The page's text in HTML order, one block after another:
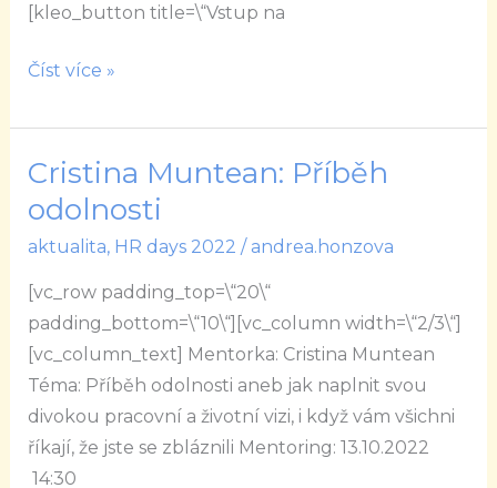
[kleo_button title=\“Vstup na
Číst více »
Cristina Muntean: Příběh
odolnosti
aktualita, HR days 2022 / andrea.honzova
[vc_row padding_top=\“20\“
padding_bottom=\“10\“][vc_column width=\“2/3\“]
[vc_column_text] Mentorka: Cristina Muntean
Téma: Příběh odolnosti aneb jak naplnit svou
divokou pracovní a životní vizi, i když vám všichni
říkají, že jste se zbláznili Mentoring: 13.10.2022
14:30
Cristina
Muntean:
odolnosti